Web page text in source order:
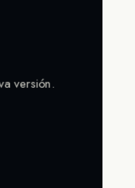
versión.